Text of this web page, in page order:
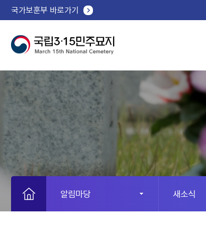
국가보훈부 바로가기
알림마당 새소식